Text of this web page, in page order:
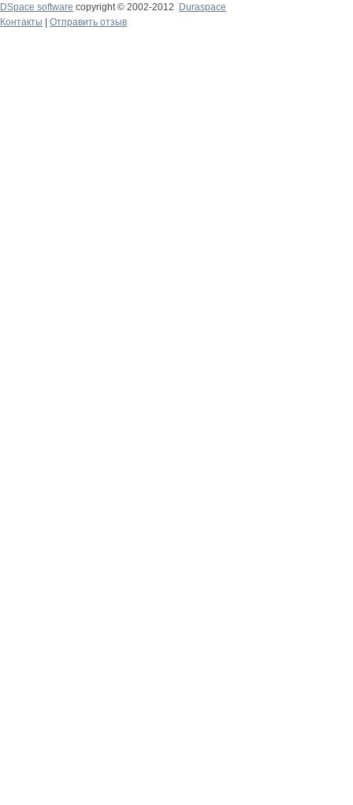
DSpace software copyright © 2002-2012
Duraspace
Контакты
Отправить отзыв